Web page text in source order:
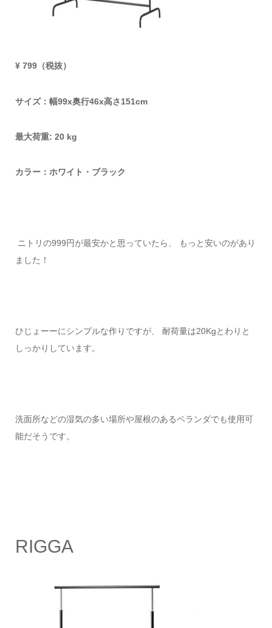
¥ 799（税抜）
サイズ：幅99x奥行46x高さ151cm
最大荷重: 20 kg
カラー：ホワイト・ブラック
ニトリの999円が最安かと思っていたら、 もっと安いのがあり
ました！
ひじょーーにシンプルな作りですが、 耐荷量は20Kgとわりと
しっかりしています。
洗面所などの湿気の多い場所や屋根のあるベランダでも使用可
能だそうです。
RIGGA